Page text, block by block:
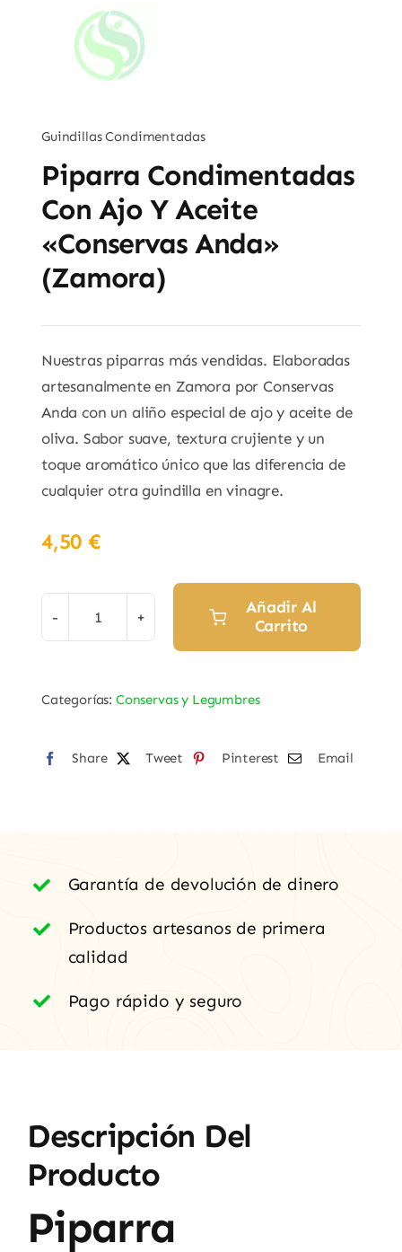
Guindillas Condimentadas
Piparra Condimentadas
Con Ajo Y Aceite
«Conservas Anda»
(Zamora)
Nuestras piparras más vendidas. Elaboradas
artesanalmente en Zamora por Conservas
Anda con un aliño especial de ajo y aceite de
oliva. Sabor suave, textura crujiente y un
toque aromático único que las diferencia de
cualquier otra guindilla en vinagre.
4,50 €
Piparra
Condimentadas
Ajo
Aceite
Añadir Al
Carrito
Categorías: Conservas y Legumbres
Share Tweet Pinterest Email
Garantía de devolución de dinero
Productos artesanos de primera
calidad
Pago rápido y seguro
Descripción Del
Producto
Piparra